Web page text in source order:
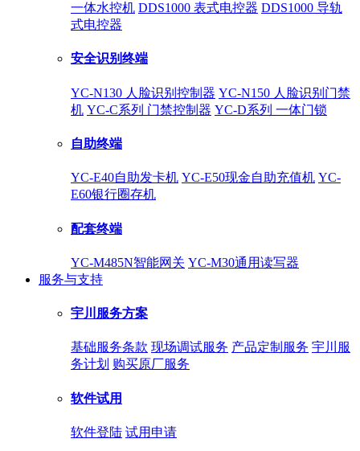
一体水控机 DDS1000 表式电控器 DDS1000 导轨
式电控器
安全识别终端
YC-N130 人脸识别控制器 YC-N150 人脸识别门禁
机 YC-C系列 门禁控制器 YC-D系列 一体门锁
自助终端
YC-E40自助发卡机 YC-E50现金自助充值机 YC-
E60银行圈存机
配套终端
YC-M485N智能网关 YC-M30通用读写器
服务与支持
宇川服务方案
基础服务条款 现场调试服务 产品定制服务 宇川服
务计划 购买原厂服务
软件试用
软件登陆 试用申请